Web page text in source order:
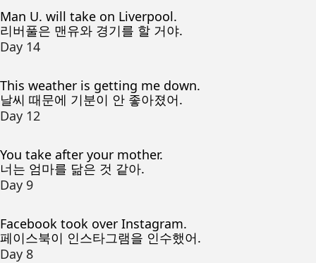
Man U. will take on Liverpool.
리버풀은 맨유와 경기를 할 거야.
Day 14
This weather is getting me down.
날씨 때문에 기분이 안 좋아졌어.
Day 12
You take after your mother.
너는 엄마를 닮은 것 같아.
Day 9
Facebook took over Instagram.
페이스북이 인스타그램을 인수했어.
Day 8